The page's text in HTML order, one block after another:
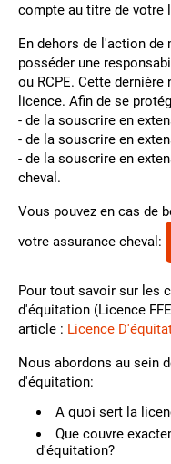
compte au titre de votre
En dehors de l'action
posséder une
ou RCPE. Cette dernière
licence. Afin de se
- de la souscrire en
- de la souscrire en
- de la souscrire en
cheval.
Vous pouvez en cas de
votre assurance cheval:
Pour tout savoir sur les
d'équitation (Licence
article : Licence
Nous abordons au sein
d'équitation:
A quoi sert la
Que couvre
d'équitation?